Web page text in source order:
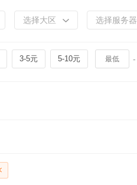
选择大区 选择服务器
3-5元 5-10元 -